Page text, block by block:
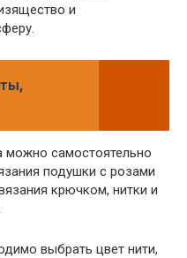
и
можно самостоятельно
подушки с розами
крючком, нитки и
выбрать цвет нити,